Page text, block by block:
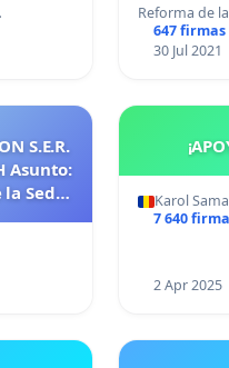
Reforma de
647 firmas
30 Jul 2021
Sede
Karol
7 640
2 Apr 2025